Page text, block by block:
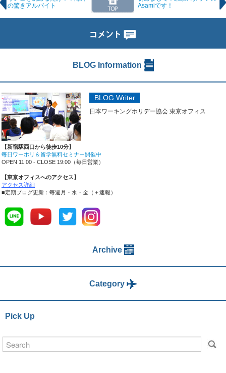
の驚きアルバイト
Asamiです！
BLOG Information
BLOG Writer
日本ワーキングホリデー協会 東京オフィス
【新宿駅西口から徒歩10分】
毎日ワーホリ＆留学無料セミナー開催中
OPEN 11:00 - CLOSE 19:00（毎日営業）
【東京オフィスへのアクセス】
アクセス詳細
■定期ブログ更新：毎週月・水・金（＋速報）
Archive
Category
Pick Up